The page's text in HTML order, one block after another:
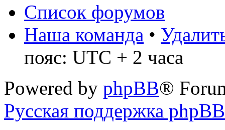
Список форумов
Наша команда •
пояс: UTC + 2 часа
Powered by phpBB®
Русская поддержка phpBB